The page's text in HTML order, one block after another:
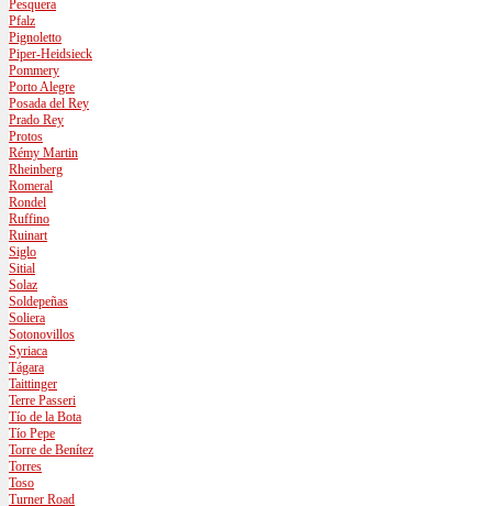
Pesquera
Pfalz
Pignoletto
Piper-Heidsieck
Pommery
Porto Alegre
Posada del Rey
Prado Rey
Protos
Rémy Martin
Rheinberg
Romeral
Rondel
Ruffino
Ruinart
Siglo
Sitial
Solaz
Soldepeñas
Soliera
Sotonovillos
Syriaca
Tágara
Taittinger
Terre Passeri
Tío de la Bota
Tío Pepe
Torre de Benítez
Torres
Toso
Turner Road